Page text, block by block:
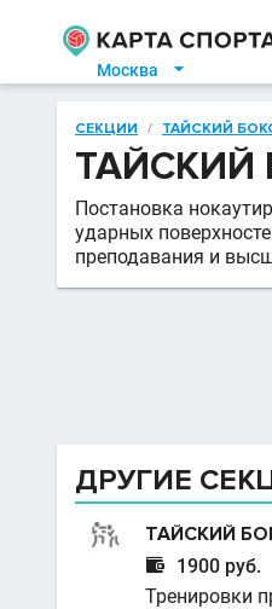
Москва 
СЕКЦИИ / ТАЙСКИЙ
ТАЙСКИЙ
Постановка
ударных
преподавания и
ДРУГИЕ
ТАЙСКИЙ

1900 руб.
Тренировки